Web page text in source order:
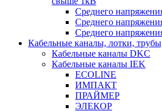
Среднего
Среднего
Среднего
Кабельные каналы, лотки,
Кабельные каналы DKC
Кабельные каналы IEK
ECOLINE
ИМПАКТ
ПРАЙМЕР
ЭЛЕКОР